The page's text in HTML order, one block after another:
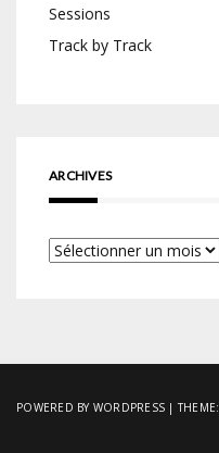
Sessions
Track by Track
ARCHIVES
Archives
POWERED BY WORDPRESS |THEME: